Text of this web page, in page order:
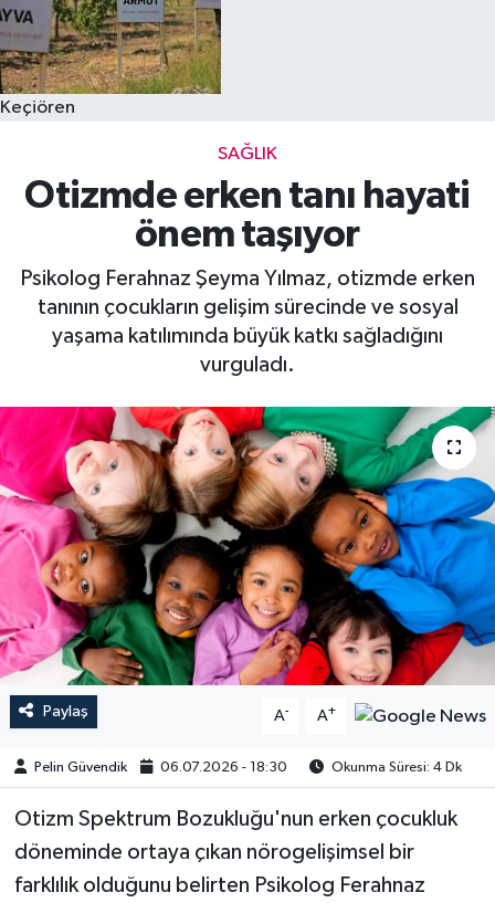
Keçiören
SAĞLIK
Otizmde erken tanı hayati
önem taşıyor
Psikolog Ferahnaz Şeyma Yılmaz, otizmde erken
tanının çocukların gelişim sürecinde ve sosyal
yaşama katılımında büyük katkı sağladığını
vurguladı.
Paylaş A- A+
Pelin Güvendik 06.07.2026 - 18:30 Okunma Süresi: 4 Dk
Otizm Spektrum Bozukluğu'nun erken çocukluk
döneminde ortaya çıkan nörogelişimsel bir
farklılık olduğunu belirten Psikolog Ferahnaz